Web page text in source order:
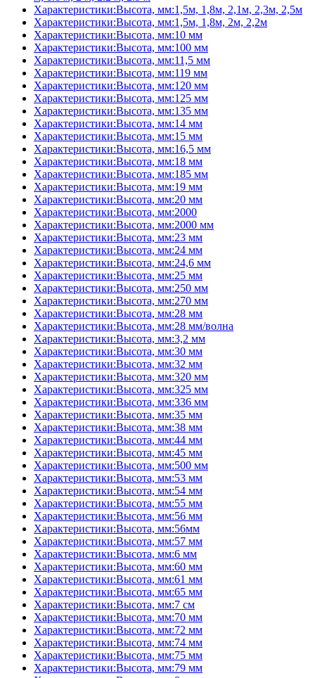
Характеристики:Высота, мм:1,5м, 1,8м, 2,1м, 2,3м, 2,5м
Характеристики:Высота, мм:1,5м, 1,8м, 2м, 2,2м
Характеристики:Высота, мм:10 мм
Характеристики:Высота, мм:100 мм
Характеристики:Высота, мм:11,5 мм
Характеристики:Высота, мм:119 мм
Характеристики:Высота, мм:120 мм
Характеристики:Высота, мм:125 мм
Характеристики:Высота, мм:135 мм
Характеристики:Высота, мм:14 мм
Характеристики:Высота, мм:15 мм
Характеристики:Высота, мм:16,5 мм
Характеристики:Высота, мм:18 мм
Характеристики:Высота, мм:185 мм
Характеристики:Высота, мм:19 мм
Характеристики:Высота, мм:20 мм
Характеристики:Высота, мм:2000
Характеристики:Высота, мм:2000 мм
Характеристики:Высота, мм:23 мм
Характеристики:Высота, мм:24 мм
Характеристики:Высота, мм:24,6 мм
Характеристики:Высота, мм:25 мм
Характеристики:Высота, мм:250 мм
Характеристики:Высота, мм:270 мм
Характеристики:Высота, мм:28 мм
Характеристики:Высота, мм:28 мм/волна
Характеристики:Высота, мм:3,2 мм
Характеристики:Высота, мм:30 мм
Характеристики:Высота, мм:32 мм
Характеристики:Высота, мм:320 мм
Характеристики:Высота, мм:325 мм
Характеристики:Высота, мм:336 мм
Характеристики:Высота, мм:35 мм
Характеристики:Высота, мм:38 мм
Характеристики:Высота, мм:44 мм
Характеристики:Высота, мм:45 мм
Характеристики:Высота, мм:500 мм
Характеристики:Высота, мм:53 мм
Характеристики:Высота, мм:54 мм
Характеристики:Высота, мм:55 мм
Характеристики:Высота, мм:56 мм
Характеристики:Высота, мм:56мм
Характеристики:Высота, мм:57 мм
Характеристики:Высота, мм:6 мм
Характеристики:Высота, мм:60 мм
Характеристики:Высота, мм:61 мм
Характеристики:Высота, мм:65 мм
Характеристики:Высота, мм:7 см
Характеристики:Высота, мм:70 мм
Характеристики:Высота, мм:72 мм
Характеристики:Высота, мм:74 мм
Характеристики:Высота, мм:75 мм
Характеристики:Высота, мм:79 мм